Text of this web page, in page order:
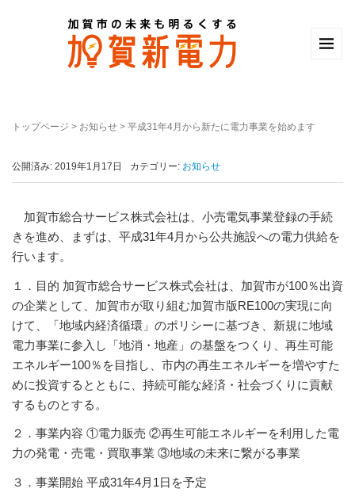
トップページ > お知らせ > 平成31年4月から新たに電力事業を始めます
公開済み: 2019年1月17日 カテゴリー: お知らせ
加賀市総合サービス株式会社は、小売電気事業登録の手続
きを進め、まずは、平成31年4月から公共施設への電力供給を
行います。
１．目的 加賀市総合サービス株式会社は、加賀市が100％出資
の企業として、加賀市が取り組む加賀市版RE100の実現に向
けて、「地域内経済循環」のポリシーに基づき、新規に地域
電力事業に参入し「地消・地産」の基盤をつくり、再生可能
エネルギー100％を目指し、市内の再生エネルギーを増やすた
めに投資するとともに、持続可能な経済・社会づくりに貢献
するものとする。
２．事業内容 ①電力販売 ②再生可能エネルギーを利用した電
力の発電・売電・買取事業 ③地域の未来に繋がる事業
３．事業開始 平成31年4月1日を予定